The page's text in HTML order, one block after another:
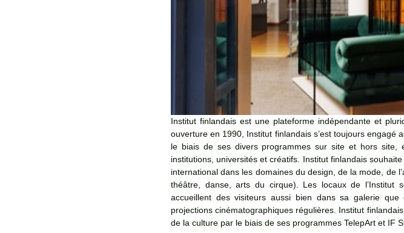
Institut finlandais est une plateforme indépendante et
ouverture en 1990, Institut finlandais s’est toujours engagé
le biais de ses divers programmes sur site et hors site,
institutions, universités et créatifs. Institut finlandais
international dans les domaines du design, de la mode, de
théâtre, danse, arts du cirque). Les locaux de
accueillent des visiteurs aussi bien dans sa galerie
projections cinématographiques régulières. Institut
de la culture par le biais de ses programmes TelepArt et IF